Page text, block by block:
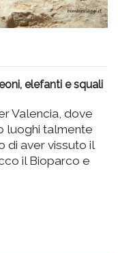
elefanti e squali
Valencia, dove
luoghi talmente
di aver vissuto il
il Bioparco e